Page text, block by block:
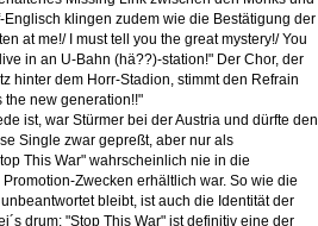
klingen zudem wie die Bestätigung der
at me!/ I must tell you the great mystery!/ You
in an U-Bahn (hä??)-station!" Der Chor, der
hinter dem Horr-Stadion, stimmt den Refrain
the new generation!!"
ist, war Stürmer bei der Austria und dürfte den
Single zwar gepreßt, aber nur als
This War" wahrscheinlich nie in die
Zwecken erhältlich war. So wie die
bleibt, ist auch die Identität der
drum: "Stop This War" ist definitiv eine der